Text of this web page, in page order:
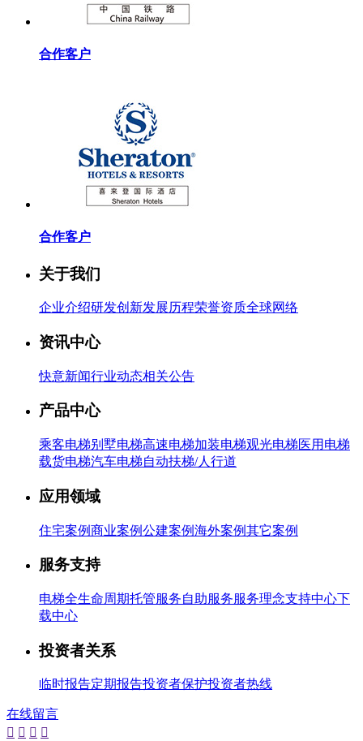
合作客户
合作客户
关于我们
企业介绍研发创新发展历程荣誉资质全球网络
资讯中心
快意新闻行业动态相关公告
产品中心
乘客电梯别墅电梯高速电梯加装电梯观光电梯医用电梯
载货电梯汽车电梯自动扶梯/人行道
应用领域
住宅案例商业案例公建案例海外案例其它案例
服务支持
电梯全生命周期托管服务自助服务服务理念支持中心下
载中心
投资者关系
临时报告定期报告投资者保护投资者热线
在线留言
   